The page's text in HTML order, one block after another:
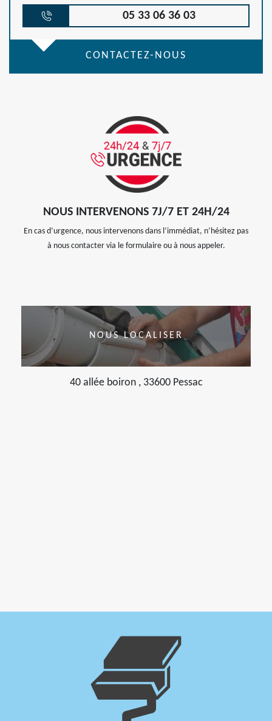
05 33 06 36 03
CONTACTEZ-NOUS
NOUS INTERVENONS 7J/7 ET 24H/24
En cas d’urgence, nous intervenons dans l’immédiat, n’hésitez pas
à nous contacter via le formulaire ou à nous appeler.
NOUS LOCALISER
40 allée boiron , 33600 Pessac